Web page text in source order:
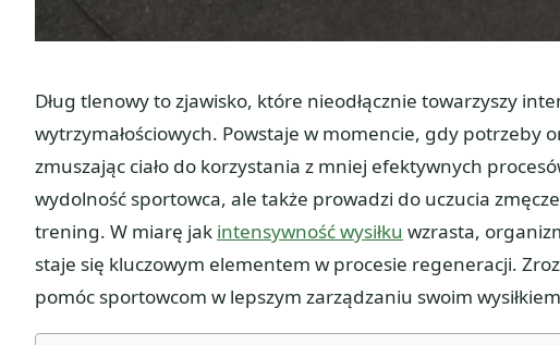
Dług tlenowy to zjawisko, które nieodłącznie towarzyszy
wytrzymałościowych. Powstaje w momencie, gdy potrzeby
zmuszając ciało do korzystania z mniej efektywnych
wydolność sportowca, ale także prowadzi do uczucia
trening. W miarę jak intensywność wysiłku wzrasta,
staje się kluczowym elementem w procesie regeneracji.
pomóc sportowcom w lepszym zarządzaniu swoim